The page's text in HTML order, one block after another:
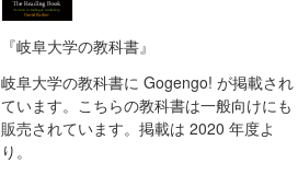
『岐阜大学の教科書』
岐阜大学の教科書に Gogengo! が掲載され
ています。こちらの教科書は一般向けにも
販売されています。掲載は 2020 年度よ
り。